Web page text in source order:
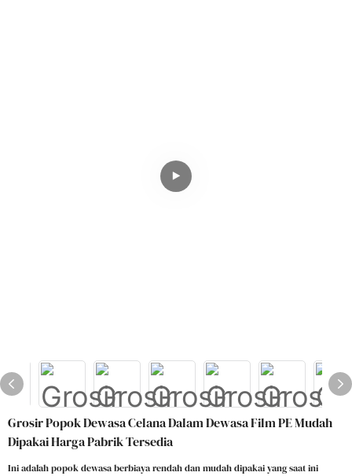
Grosir Popok Dewasa Celana Dalam Dewasa Film PE Mudah
Dipakai Harga Pabrik Tersedia
Ini adalah popok dewasa berbiaya rendah dan mudah dipakai yang saat ini